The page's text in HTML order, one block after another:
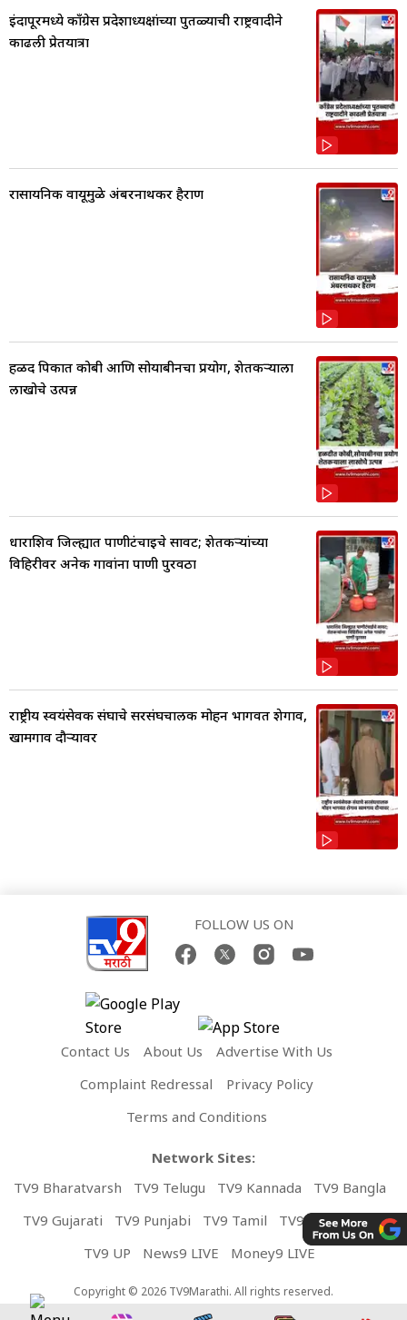
इंदापूरमध्ये काँग्रेस प्रदेशाध्यक्षांच्या पुतळ्याची राष्ट्रवादीने
काढली प्रेतयात्रा
रासायनिक वायूमुळे अंबरनाथकर हैराण
हळद पिकात कोबी आणि सोयाबीनचा प्रयोग, शेतकर्‍याला
लाखोचे उत्पन्न
धाराशिव जिल्ह्यात पाणीटंचाईचे सावट; शेतकऱ्यांच्या
विहिरीवर अनेक गावांना पाणी पुरवठा
राष्ट्रीय स्वयंसेवक संघाचे सरसंघचालक मोहन भागवत शेगाव,
खामगाव दौऱ्यावर
FOLLOW US ON
Contact Us About Us
Advertise With Us
Complaint Redressal
Privacy Policy
Terms and Conditions
Network Sites:
TV9 Bharatvarsh
TV9 Telugu TV9 Kannada
TV9 Bangla
TV9 Gujarati
TV9 Punjabi TV9 Tamil
TV9 Malayalam
TV9 UP
News9 LIVE Money9 LIVE
Copyright © 2026 TV9Marathi. All rights reserved.